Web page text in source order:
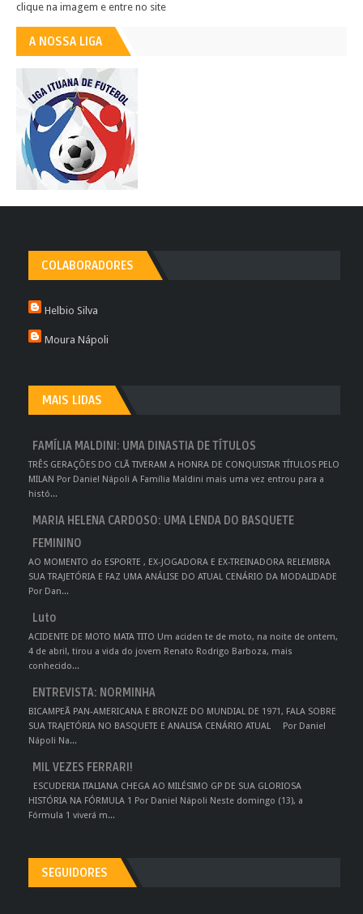
clique na imagem e entre no site
A NOSSA LIGA
COLABORADORES
Helbio Silva
Moura Nápoli
MAIS LIDAS
FAMÍLIA MALDINI: UMA DINASTIA DE TÍTULOS
TRÊS GERAÇÕES DO CLÃ TIVERAM A HONRA DE CONQUISTAR TÍTULOS PELO
MILAN Por Daniel Nápoli A Família Maldini mais uma vez entrou para a
histó...
MARIA HELENA CARDOSO: UMA LENDA DO BASQUETE
FEMININO
AO MOMENTO do ESPORTE , EX-JOGADORA E EX-TREINADORA RELEMBRA
SUA TRAJETÓRIA E FAZ UMA ANÁLISE DO ATUAL CENÁRIO DA MODALIDADE
Por Dan...
Luto
ACIDENTE DE MOTO MATA TITO Um aciden te de moto, na noite de ontem,
4 de abril, tirou a vida do jovem Renato Rodrigo Barboza, mais
conhecido...
ENTREVISTA: NORMINHA
BICAMPEÃ PAN-AMERICANA E BRONZE DO MUNDIAL DE 1971, FALA SOBRE
SUA TRAJETÓRIA NO BASQUETE E ANALISA CENÁRIO ATUAL Por Daniel
Nápoli Na...
MIL VEZES FERRARI!
ESCUDERIA ITALIANA CHEGA AO MILÉSIMO GP DE SUA GLORIOSA
HISTÓRIA NA FÓRMULA 1 Por Daniel Nápoli Neste domingo (13), a
Fórmula 1 viverá m...
SEGUIDORES